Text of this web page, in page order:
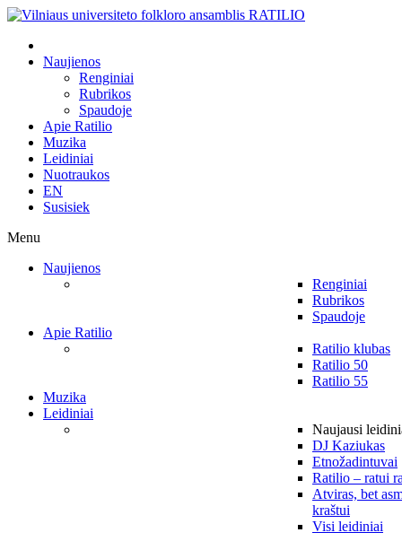
Naujienos
Renginiai
Rubrikos
Spaudoje
Apie Ratilio
Muzika
Leidiniai
Nuotraukos
EN
Susisiek
Menu
Naujienos
Renginiai
Rubrikos
Spaudoje
Apie Ratilio
Ratilio klubas
Ratilio 50
Ratilio 55
Muzika
Leidiniai
Naujausi
DJ Kaziukas
Etnožadintuvai
Ratilio – ratui
Atviras, bet
kraštui
Visi leidiniai